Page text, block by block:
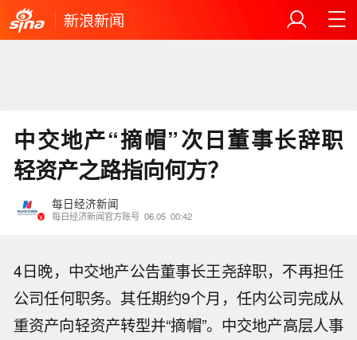
新浪新闻
中交地产“摘帽”次日董事长辞职
轻资产之路指向何方？
每日经济新闻
每日经济新闻官方账号 06.05 00:42
4日晚，中交地产公告董事长王尧辞职，不再担任
公司任何职务。其任期约9个月，任内公司完成从
重资产向轻资产转型并“摘帽”。中交地产高层人事